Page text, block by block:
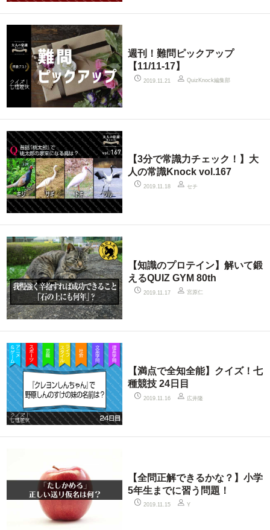
週刊！難問ピックアップ
【11/11-17】
2019.11.21 QuizKnock編集部
【3分で常識力チェック！】大
人の常識Knock vol.167
2019.11.18 セチ
【知識のプロテイン】解いて鍛
えるQUIZ GYM 80th
2019.11.17 宮原仁
【満点で全知全能】クイズ！七
種競技 24日目
2019.11.16 広井隆
【全問正解できるかな？】小学
5年生までに習う問題！
2019.11.15 Y